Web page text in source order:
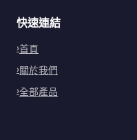
快速連結
首頁
關於我們
全部產品